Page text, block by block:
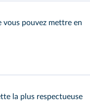
vous pouvez mettre en
la plus respectueuse